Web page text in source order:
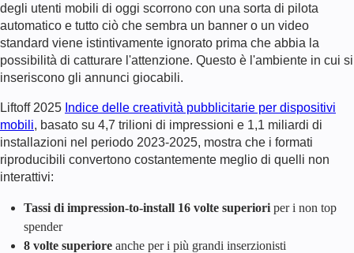
degli utenti mobili di oggi scorrono con una sorta di pilota
automatico e tutto ciò che sembra un banner o un video
standard viene istintivamente ignorato prima che abbia la
possibilità di catturare l'attenzione. Questo è l'ambiente in cui si
inseriscono gli annunci giocabili.
Liftoff 2025 Indice delle creatività pubblicitarie per dispositivi
mobili, basato su 4,7 trilioni di impressioni e 1,1 miliardi di
installazioni nel periodo 2023-2025, mostra che i formati
riproducibili convertono costantemente meglio di quelli non
interattivi:
Tassi di impression-to-install 16 volte superiori per i non top
spender
8 volte superiore anche per i più grandi inserzionisti